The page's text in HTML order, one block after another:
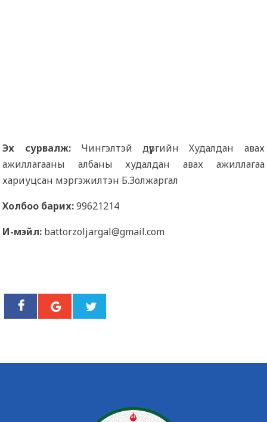
Эх сурвалж:Чингэлтэй дүүргийн Худалдан авах
ажиллагааны албаны худалдан авах ажиллагаа
хариуцсан мэргэжилтэн Б.Золжаргал
Холбоо барих:99621214
И-мэйл: battorzoljargal@gmail.com